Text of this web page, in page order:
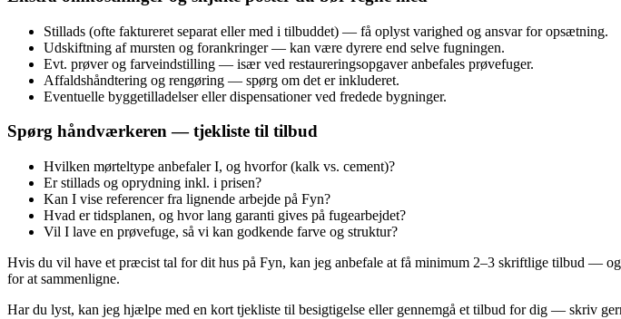
Stillads (ofte faktureret separat eller med i tilbuddet) — få oplyst varighed og ansvar for opsætning.
Udskiftning af mursten og forankringer — kan være dyrere end selve fugningen.
Evt. prøver og farveindstilling — især ved restaureringsopgaver anbefales prøvefuger.
Affaldshåndtering og rengøring — spørg om det er inkluderet.
Eventuelle byggetilladelser eller dispensationer ved fredede bygninger.
Spørg håndværkeren — tjekliste til tilbud
Hvilken mørteltype anbefaler I, og hvorfor (kalk vs. cement)?
Er stillads og oprydning inkl. i prisen?
Kan I vise referencer fra lignende arbejde på Fyn?
Hvad er tidsplanen, og hvor lang garanti gives på fugearbejdet?
Vil I lave en prøvefuge, så vi kan godkende farve og struktur?
Hvis du vil have et præcist tal for dit hus på Fyn, kan jeg anbefale at få minimum 2–3 skriftlige tilbud —
for at sammenligne.
Har du lyst, kan jeg hjælpe med en kort tjekliste til besigtigelse eller gennemgå et tilbud for dig — skriv